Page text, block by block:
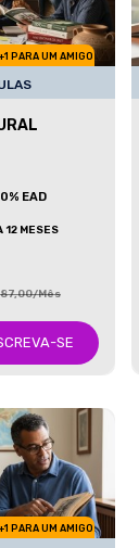
PARA UM AMIGO
EAD
12 MESES
Mês
SE
PARA UM AMIGO